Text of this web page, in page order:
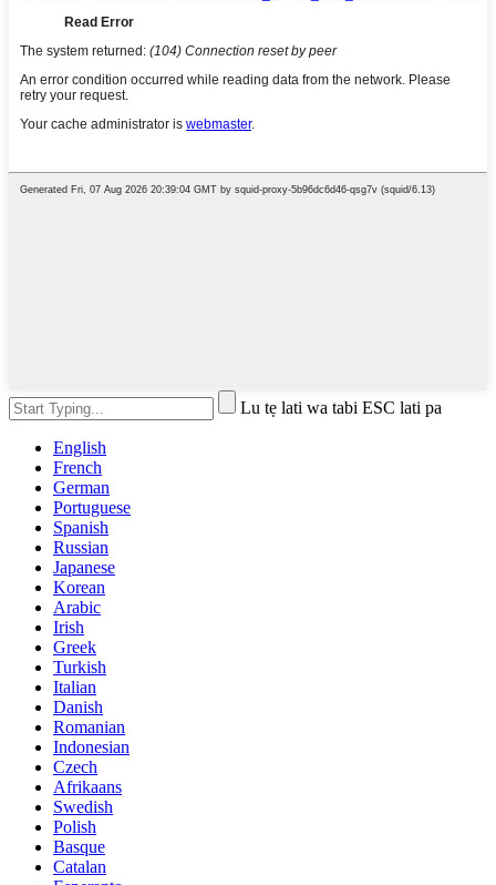
Lu tẹ lati wa tabi ESC lati pa
English
French
German
Portuguese
Spanish
Russian
Japanese
Korean
Arabic
Irish
Greek
Turkish
Italian
Danish
Romanian
Indonesian
Czech
Afrikaans
Swedish
Polish
Basque
Catalan